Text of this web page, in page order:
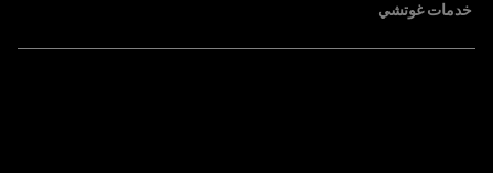
خدمات غوتشي